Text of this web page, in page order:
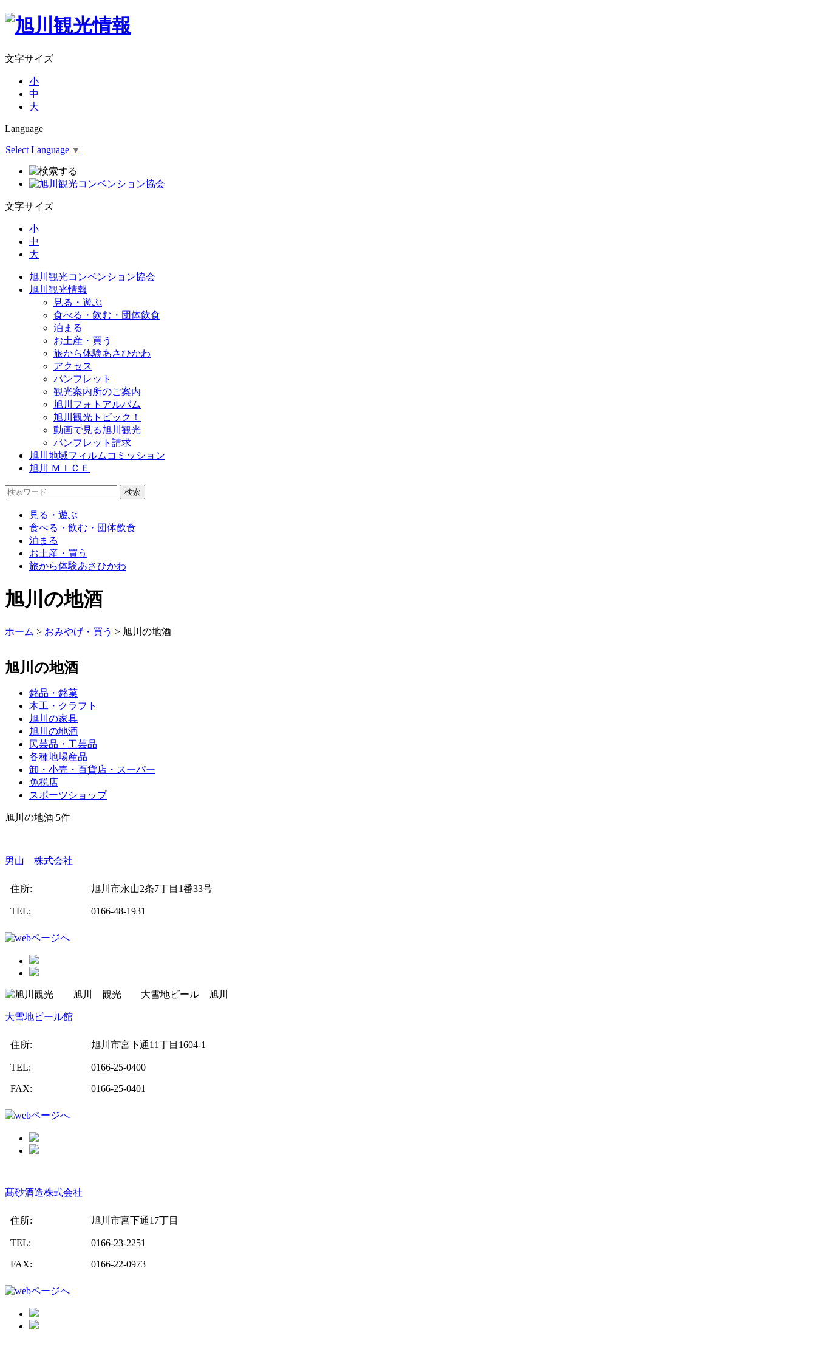
文字サイズ
小
中
大
Language
Select Language ▼
文字サイズ
小
中
大
旭川観光コンベンション協会
旭川観光情報
見る・遊ぶ
食べる・飲む・団体飲食
泊まる
お土産・買う
旅から体験あさひかわ
アクセス
パンフレット
観光案内所のご案内
旭川フォトアルバム
旭川観光トピック！
動画で見る旭川観光
パンフレット請求
旭川地域フィルムコミッション
旭川 ＭＩＣＥ
見る・遊ぶ
食べる・飲む・団体飲食
泊まる
お土産・買う
旅から体験あさひかわ
旭川の地酒
ホーム > おみやげ・買う > 旭川の地酒
旭川の地酒
銘品・銘菓
木工・クラフト
旭川の家具
旭川の地酒
民芸品・工芸品
各種地場産品
卸・小売・百貨店・スーパー
免税店
スポーツショップ
旭川の地酒 5件
男山 株式会社
住所: 旭川市永山2条7丁目1番33号
TEL: 0166-48-1931
大雪地ビール館
住所: 旭川市宮下通11丁目1604-1
TEL: 0166-25-0400
FAX: 0166-25-0401
髙砂酒造株式会社
住所: 旭川市宮下通17丁目
TEL: 0166-23-2251
FAX: 0166-22-0973